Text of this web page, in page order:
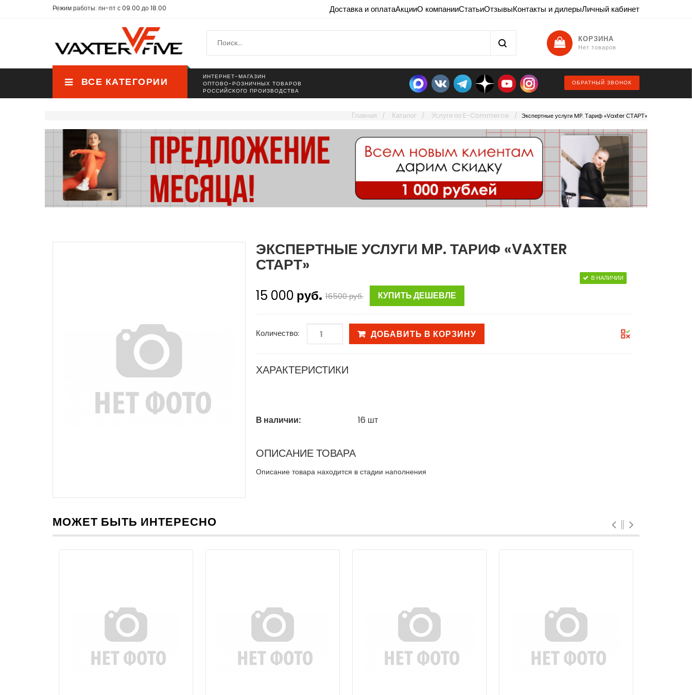
Режим работы: пн-пт с 09.00 до 18.00 Доставка и оплатаАкцииО компанииСтатьиОтзывыКонтакты и дилерыЛичный кабинет
КОРЗИНА
Нет товаров
ВСЕ КАТЕГОРИИ
ИНТЕРНЕТ-МАГАЗИН
ОПТОВО-РОЗНИЧНЫХ ТОВАРОВ
РОССИЙСКОГО ПРОИЗВОДСТВА
ОБРАТНЫЙ ЗВОНОК
Главная Каталог Услуги по E-Commerce Экспертные услуги MP. Тариф «Vaxter СТАРТ»
ЭКСПЕРТНЫЕ УСЛУГИ MP. ТАРИФ «VAXTER
СТАРТ»
15 000 руб. 16500руб. КУПИТЬ ДЕШЕВЛЕ
В НАЛИЧИИ
Количество: ДОБАВИТЬ В КОРЗИНУ
ХАРАКТЕРИСТИКИ
В наличии: 16 шт
ОПИСАНИЕ ТОВАРА
Описание товара находится в стадии наполнения
МОЖЕТ БЫТЬ ИНТЕРЕСНО